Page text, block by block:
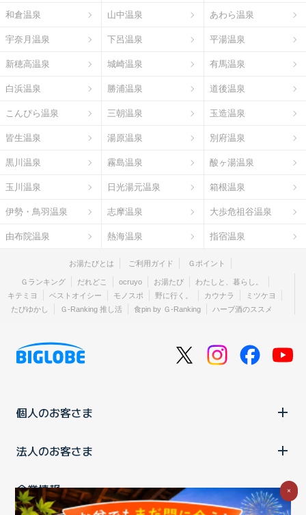
和倉温泉 山中温泉 あわら温泉
宇奈月温泉 下呂温泉 平湯温泉
新穂高温泉 城崎温泉 有馬温泉
白浜温泉 勝浦温泉 道後温泉
こんぴら温泉 三朝温泉 玉造温泉
皆生温泉 湯原温泉 別府温泉
黒川温泉 霧島温泉 酸ヶ湯温泉
玉川温泉 日光湯元温泉 箱根温泉
伊勢・鳥羽温泉 志摩温泉 大歩危祖谷温泉
由布院温泉 熱海温泉 指宿温泉
お湯たびとは ご利用ガイド Ｇポイント
Ｇランキング だれどこ ocruyo お湯たび
わたしと、暮らし。
キテミヨ
ベストオイシー モノスポ 野に行く。 カウナラ
ミツケヨ
たびゆかし
Ｇ-Ranking 推し活 食pin by Ｇ-Ranking ハーブ酒のススメ
個人のお客さま
法人のお客さま
企業情報 ×